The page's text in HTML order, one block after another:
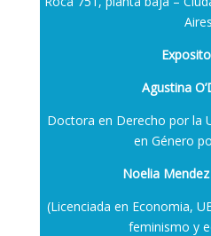
Aires
Agustina
Doctora en Derecho por la
en Género
Noelia
(Licenciada en Economia,
feminismo y